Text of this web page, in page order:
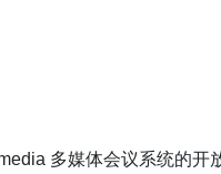
多媒体会议系统的